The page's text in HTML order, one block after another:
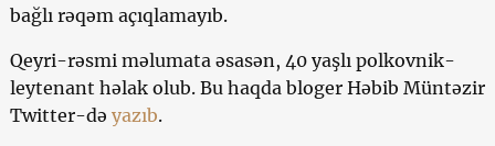
bağlı rəqəm açıqlamayıb.
Qeyri-rəsmi məlumata əsasən, 40 yaşlı polkovnik-
leytenant həlak olub. Bu haqda bloger Həbib Müntəzir
Twitter-də yazıb.